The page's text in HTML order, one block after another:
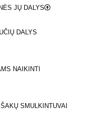
JŲ DALYS
DALYS
NAIKINTI
SMULKINTUVAI